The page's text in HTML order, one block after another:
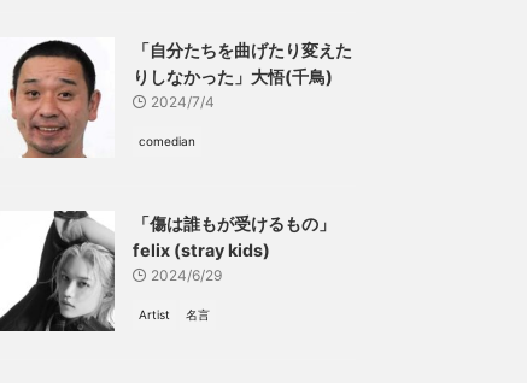
「自分たちを曲げたり変えた
りしなかった」大悟(千鳥)
2024/7/4
comedian
「傷は誰もが受けるもの」
felix (stray kids)
2024/6/29
Artist 名言